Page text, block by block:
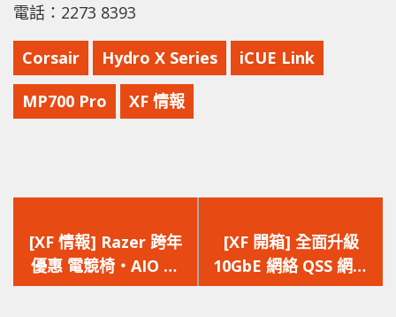
電話：2273 8393
Corsair Hydro X Series iCUE Link
MP700 Pro XF 情報
一
篇
文
[XF 情報] Razer 跨年
優惠 電競椅‧AIO 水
冷‧Laptop‧鍵盤舊
一
篇
文
[XF 開箱] 全面升級
10GbE 網絡 QSS 網絡
管理‧RJ45 / SFP+ 混